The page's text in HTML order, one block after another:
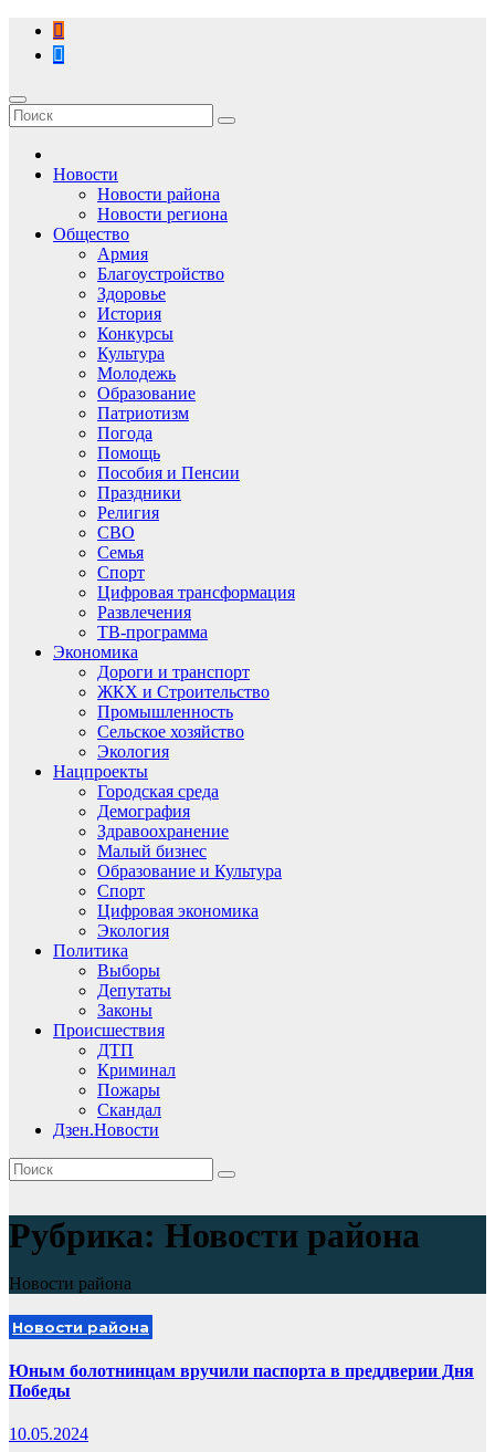
Перейти
содержимому
Новости
Новости района
Новости региона
Общество
Армия
Благоустройство
Здоровье
История
Конкурсы
Культура
Молодежь
Образование
Патриотизм
Погода
Помощь
Пособия и Пенсии
Праздники
Религия
СВО
Семья
Спорт
Цифровая трансформация
Развлечения
ТВ-программа
Экономика
Дороги и транспорт
ЖКХ и Строительство
Промышленность
Сельское хозяйство
Экология
Нацпроекты
Городская среда
Демография
Здравоохранение
Малый бизнес
Образование и Культура
Спорт
Цифровая экономика
Экология
Политика
Выборы
Депутаты
Законы
Происшествия
ДТП
Криминал
Пожары
Скандал
Дзен.Новости
Рубрика: Новости района
Новости района
Новости района
Юным болотнинцам вручили паспорта в преддверии Дня
Победы
10.05.2024